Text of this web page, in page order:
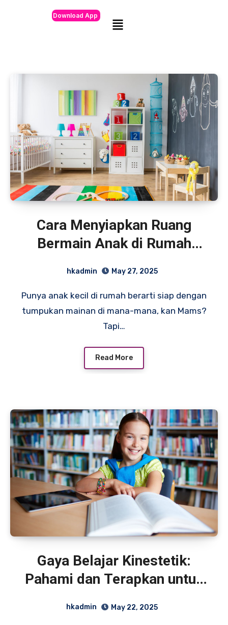
Download App
Cara Menyiapkan Ruang
Bermain Anak di Rumah
hkadmin May 27, 2025
Punya anak kecil di rumah berarti siap dengan
tumpukan mainan di mana-mana, kan Mams?
Tapi…
Read More
Gaya Belajar Kinestetik:
Pahami dan Terapkan untuk
Aktif
hkadmin May 22, 2025